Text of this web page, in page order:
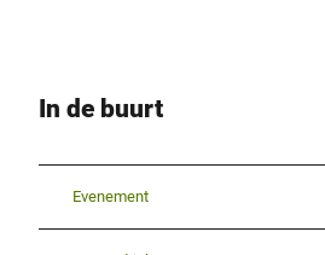
In de buurt
Evenement